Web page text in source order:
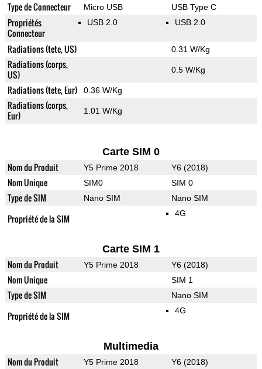
Type de Connecteur Micro USB USB Type C
Propriétés
Connecteur
USB 2.0 USB 2.0
Radiations (tete, US) 0.31 W/Kg
Radiations (corps,
US)
0.5 W/Kg
Radiations (tete, Eur) 0.36 W/Kg
Radiations (corps,
Eur)
1.01 W/Kg
Carte SIM 0
Nom du Produit Y5 Prime 2018 Y6 (2018)
Nom Unique SIM0 SIM 0
Type de SIM Nano SIM Nano SIM
Propriété de la SIM 4G
Carte SIM 1
Nom du Produit Y5 Prime 2018 Y6 (2018)
Nom Unique SIM 1
Type de SIM Nano SIM
Propriété de la SIM 4G
Multimedia
Nom du Produit Y5 Prime 2018 Y6 (2018)